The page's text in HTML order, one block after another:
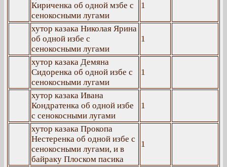
Кириченка об одной мзбе с
сенокосными лугами
1
хутор казака Николая Ярина
об одной избе с
сенокосными лугами
1
хутор казака Демяна
Сидоренка об одной избе с
сенокосными лугами
1
хутор казака Ивана
Кондратенка об одной избе
с сенокосными лугами
1
хутор казака Прокопа
Нестеренка об одной избе с
сенокосными лугами, и в
байраку Плоском пасика
1